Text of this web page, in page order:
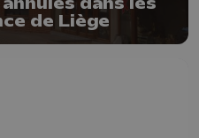
dans les
de Liège